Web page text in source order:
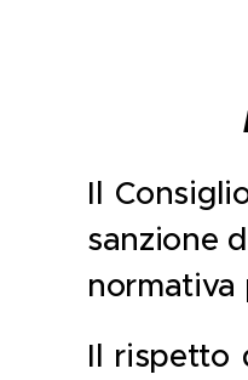
Il
sanzione
normativa
Il rispetto